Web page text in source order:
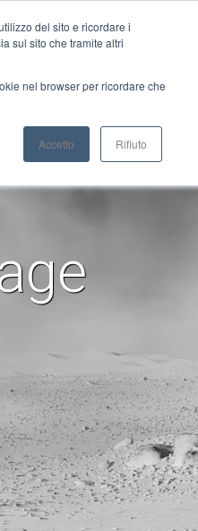
del sito e ricordare i
sul sito che tramite altri
nel browser per ricordare che
Accetto Rifiuto
Bürstenlose Servomotoren
WIEDERVERKÄUFER